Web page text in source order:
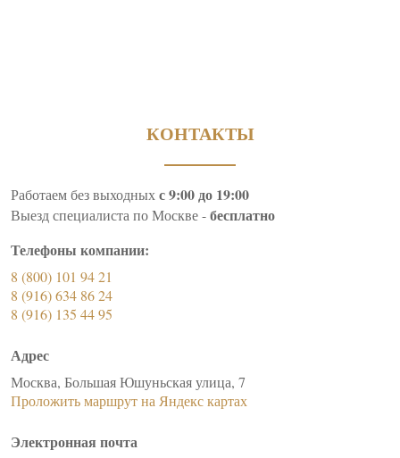
КОНТАКТЫ
Работаем без выходныхс 9:00 до 19:00
Выезд специалиста по Москве -бесплатно
Телефоны компании:
8 (800) 101 94 21
8 (916) 634 86 24
8 (916) 135 44 95
Адрес
Москва, Большая Юшуньская улица, 7
Проложить маршрут на Яндекс картах
Электронная почта